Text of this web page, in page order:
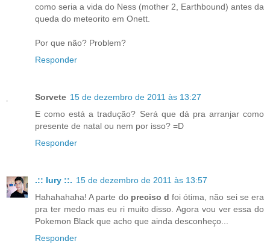
como seria a vida do Ness (mother 2, Earthbound) antes da
queda do meteorito em Onett.
Por que não? Problem?
Responder
Sorvete 15 de dezembro de 2011 às 13:27
E como está a tradução? Será que dá pra arranjar como
presente de natal ou nem por isso? =D
Responder
.:: Iury ::. 15 de dezembro de 2011 às 13:57
Hahahahaha! A parte do preciso d foi ótima, não sei se era
pra ter medo mas eu ri muito disso. Agora vou ver essa do
Pokemon Black que acho que ainda desconheço...
Responder